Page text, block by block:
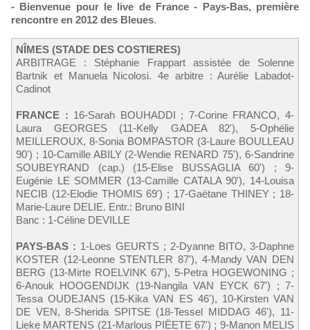
- Bienvenue pour le live de France - Pays-Bas, première
rencontre en 2012 des Bleues.
NÎMES (STADE DES COSTIERES)
ARBITRAGE : Stéphanie Frappart assistée de Solenne
Bartnik et Manuela Nicolosi. 4e arbitre : Aurélie Labadot-
Cadinot
FRANCE : 16-Sarah BOUHADDI ; 7-Corine FRANCO, 4-
Laura GEORGES (11-Kelly GADEA 82'), 5-Ophélie
MEILLEROUX, 8-Sonia BOMPASTOR (3-Laure BOULLEAU
90') ; 10-Camille ABILY (2-Wendie RENARD 75'), 6-Sandrine
SOUBEYRAND (cap.) (15-Elise BUSSAGLIA 60') ; 9-
Eugénie LE SOMMER (13-Camille CATALA 90'), 14-Louisa
NECIB (12-Elodie THOMIS 69') ; 17-Gaëtane THINEY ; 18-
Marie-Laure DELIE. Entr.: Bruno BINI
Banc : 1-Céline DEVILLE
PAYS-BAS : 1-Loes GEURTS ; 2-Dyanne BITO, 3-Daphne
KOSTER (12-Leonne STENTLER 87'), 4-Mandy VAN DEN
BERG (13-Mirte ROELVINK 67'), 5-Petra HOGEWONING ;
6-Anouk HOOGENDIJK (19-Nangila VAN EYCK 67') ; 7-
Tessa OUDEJANS (15-Kika VAN ES 46'), 10-Kirsten VAN
DE VEN, 8-Sherida SPITSE (18-Tessel MIDDAG 46'), 11-
Lieke MARTENS (21-Marlous PIËETE 67') ; 9-Manon MELIS